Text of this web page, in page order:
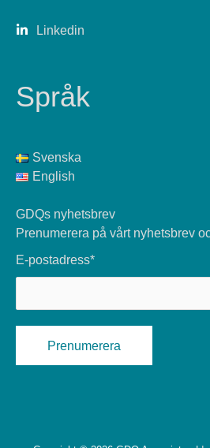
Linkedin
Språk
Svenska
English
GDQs nyhetsbrev
Prenumerera på vårt nyhetsbrev
E-postadress*